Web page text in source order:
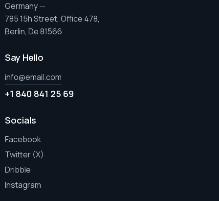
Germany —
785 15h Street, Office 478,
Berlin, De 81566
Say Hello
info@email.com
+1 840 841 25 69
Socials
Facebook
Twitter (X)
Dribble
Instagram